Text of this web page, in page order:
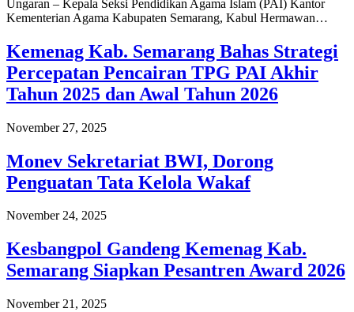
Ungaran – Kepala Seksi Pendidikan Agama Islam (PAI) Kantor
Kementerian Agama Kabupaten Semarang, Kabul Hermawan…
Kemenag Kab. Semarang Bahas Strategi
Percepatan Pencairan TPG PAI Akhir
Tahun 2025 dan Awal Tahun 2026
November 27, 2025
Monev Sekretariat BWI, Dorong
Penguatan Tata Kelola Wakaf
November 24, 2025
Kesbangpol Gandeng Kemenag Kab.
Semarang Siapkan Pesantren Award 2026
November 21, 2025